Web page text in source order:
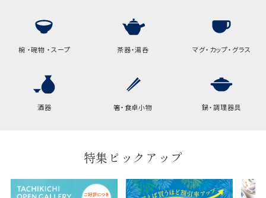
椀 ・碗物 ・スープ 茶器・湯呑 マグ・カップ・グラス
酒器 箸・食卓小物 鍋・調理器具
特集ピックアップ